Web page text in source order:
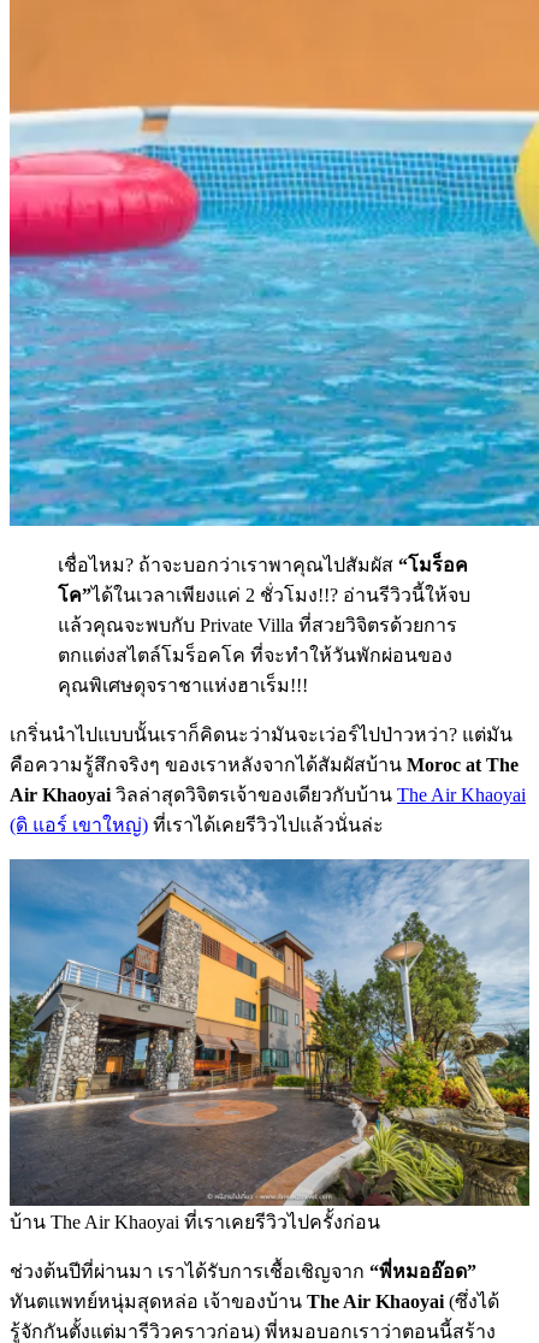
เชื่อไหม? ถ้าจะบอกว่าเราพาคุณไปสัมผัส “โมร็อค
โค”ได้ในเวลาเพียงแค่ 2 ชั่วโมง!!? อ่านรีวิวนี้ให้จบ
แล้วคุณจะพบกับ Private Villa ที่สวยวิจิตรด้วยการ
ตกแต่งสไตล์โมร็อคโค ที่จะทำให้วันพักผ่อนของ
คุณพิเศษดุจราชาแห่งฮาเร็ม!!!
เกริ่นนำไปแบบนั้นเราก็คิดนะว่ามันจะเว่อร์ไปป่าวหว่า? แต่มัน
คือความรู้สึกจริงๆ ของเราหลังจากได้สัมผัสบ้าน Moroc at The
Air Khaoyai วิลล่าสุดวิจิตรเจ้าของเดียวกับบ้าน The Air Khaoyai
(ดิ แอร์ เขาใหญ่) ที่เราได้เคยรีวิวไปแล้วนั่นล่ะ
บ้าน The Air Khaoyai ที่เราเคยรีวิวไปครั้งก่อน
ช่วงต้นปีที่ผ่านมา เราได้รับการเชื้อเชิญจาก “พี่หมออ๊อด”
ทันตแพทย์หนุ่มสุดหล่อ เจ้าของบ้าน The Air Khaoyai (ซึ่งได้
รู้จักกันตั้งแต่มารีวิวคราวก่อน) พี่หมอบอกเราว่าตอนนี้สร้าง